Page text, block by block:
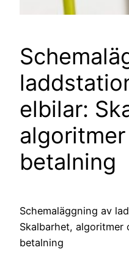
elbilar:
betalning
Schemaläggning av
Skalbarhet, algoritmer
betalning